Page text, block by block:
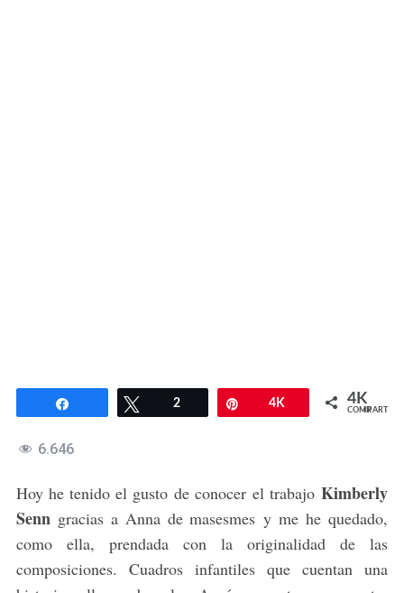
Compartir Twittear
2 4K 4K
COMPARTIR
6.646
Hoy he tenido el gusto de conocer el trabajoKimberly
Senngracias a Anna de masesmes y me he quedado,
como ella, prendada con la originalidad de las
composiciones. Cuadros infantiles que cuentan una